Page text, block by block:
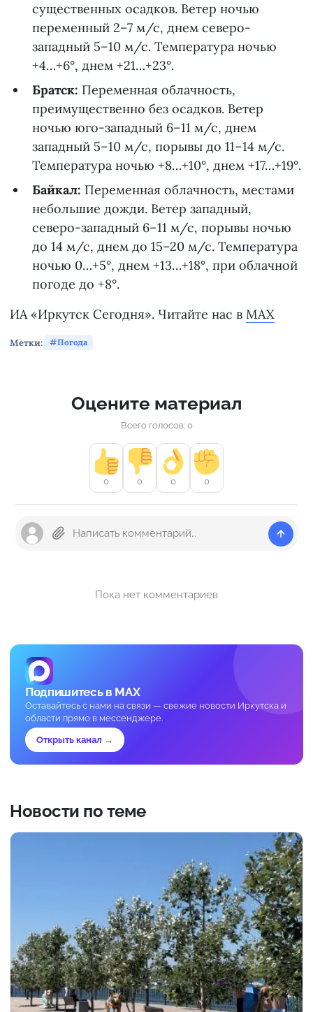
существенных осадков. Ветер ночью
переменный 2–7 м/с, днем северо-
западный 5–10 м/с. Температура ночью
+4…+6°, днем +21…+23°.
Братск: Переменная облачность,
преимущественно без осадков. Ветер
ночью юго-западный 6–11 м/с, днем
западный 5–10 м/с, порывы до 11–14 м/с.
Температура ночью +8…+10°, днем +17…+19°.
Байкал: Переменная облачность, местами
небольшие дожди. Ветер западный,
северо-западный 6–11 м/с, порывы ночью
до 14 м/с, днем до 15–20 м/с. Температура
ночью 0…+5°, днем +13…+18°, при облачной
погоде до +8°.
ИА «Иркутск Сегодня». Читайте нас в MAX
Метки: Погода
Оцените материал
Всего голосов: 0
0 0 0 0
Пока нет комментариев
Подпишитесь в MAX
Оставайтесь с нами на связи — свежие новости Иркутска и
области прямо в мессенджере.
Открыть канал →
Новости по теме